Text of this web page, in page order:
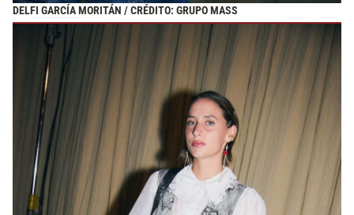
DELFI GARCÍA MORITÁN / CRÉDITO: GRUPO MASS